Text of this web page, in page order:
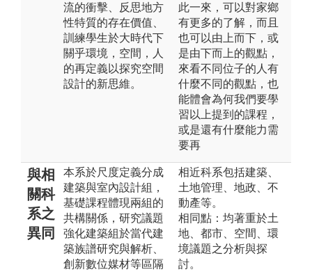
流的衝擊、反思地方
性特質的存在價值、
訓練學生於大時代下
關乎環境，空間，人
的再定義以探究空間
設計的新思維。
此一來，可以對家鄉
有更多的了解，而且
也可以由上而下，或
是由下而上的觀點，
來看不同位子的人有
什麼不同的觀點，也
能體會為何我們要學
習以上提到的課程，
或是還有什麼能力需
要再
與相
關科
系之
異同
本系於尺度定義分成
建築與室內設計組，
基礎課程體現兩組的
共構關係，研究議題
強化建築組於當代建
築族譜研究與解析、
創新數位媒材等區隔
相近科系包括建築、
土地管理、地政、不
動產等。
相同點：均著重於土
地、都市、空間、環
境議題之分析與探
討。